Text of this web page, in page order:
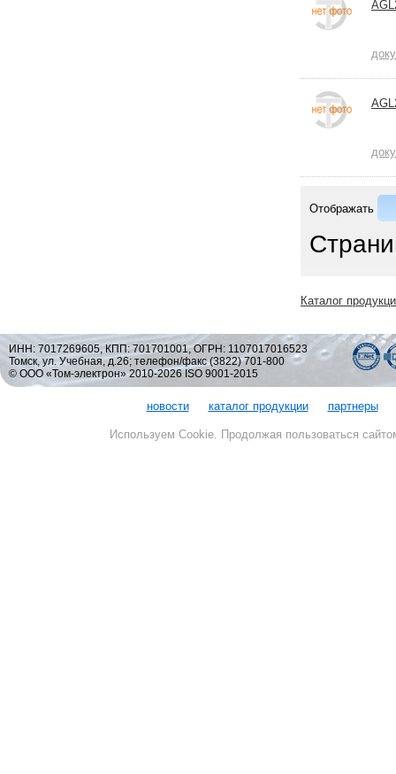
Отображать
Каталог
ИНН: 7017269605, КПП: 701701001, ОГРН: 1107017016523
Томск, ул. Учебная, д.26; телефон/факс (3822) 701-800
© ООО «Том-электрон» 2010-2026 ISO 9001-2015
новости каталог продукции партнеры
Используем Cookie. Продолжая пользоваться